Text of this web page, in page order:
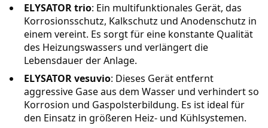
ELYSATOR trio: Ein multifunktionales Gerät, das
Korrosionsschutz, Kalkschutz und Anodenschutz in
einem vereint. Es sorgt für eine konstante Qualität
des Heizungswassers und verlängert die
Lebensdauer der Anlage.
ELYSATOR vesuvio: Dieses Gerät entfernt
aggressive Gase aus dem Wasser und verhindert so
Korrosion und Gaspolsterbildung. Es ist ideal für
den Einsatz in größeren Heiz- und Kühlsystemen.